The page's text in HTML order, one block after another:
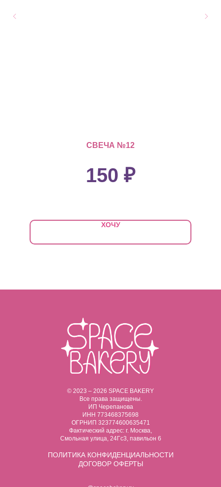
СВЕЧА №12
150 ₽
ХОЧУ
© 2023 – 2026 SPACE BAKERY
Все права защищены.
ИП Черепанова
ИНН 773468375698
ОГРНИП 323774600635471
Фактический адрес: г. Москва,
Смольная улица, 24Гс3, павильон 6
ПОЛИТИКА КОНФИДЕНЦИАЛЬНОСТИ
ДОГОВОР ОФЕРТЫ